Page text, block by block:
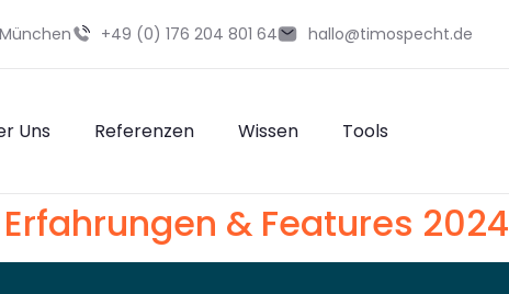
+49 (0) 176 204 801 64 hallo@timospecht.de
Uns Referenzen Wissen Tools
& Features 2024